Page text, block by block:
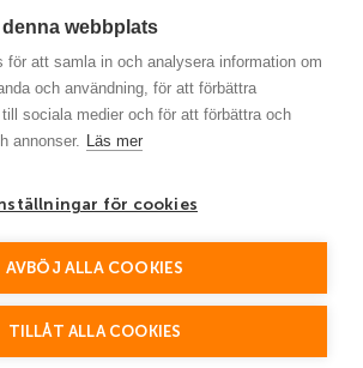
webbplats
för att samla in och analysera information om
och användning, för att förbättra
sociala medier och för att förbättra och
annonser. Läs mer
för cookies
AVBÖJ ALLA COOKIES
TILLÅT ALLA COOKIES
oss på sociala medier
reCAPTCHA and the Google
Terms of Service apply.